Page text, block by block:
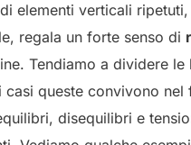
elementi verticali
regala un forte senso di
Tendiamo a dividere le
casi queste convivono nel
disequilibri e